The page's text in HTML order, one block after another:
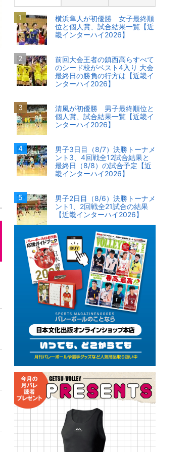
横浜隼人が初優勝 女子最終順
位と個人賞、試合結果一覧【近
畿インターハイ2026】
前回大会王者の鎮西高らすべて
のシード校がベスト4入り 大会
最終日の勝負の行方は【近畿イ
ンターハイ2026】
清風が初優勝 男子最終順位と
個人賞、試合結果一覧【近畿イ
ンターハイ2026】
男子3日目（8/7）決勝トーナメ
ント3、4回戦全12試合結果と
最終日（8/8）の試合予定【近
畿インターハイ2026】
男子2日目（8/6）決勝トーナメ
ント1、2回戦全21試合の結果
【近畿インターハイ2026】